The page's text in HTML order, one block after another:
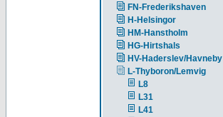
FN-Frederikshaven
H-Helsingor
HM-Hanstholm
HG-Hirtshals
HV-Haderslev/Havneby
L-Thyboron/Lemvig
L8
L31
L41